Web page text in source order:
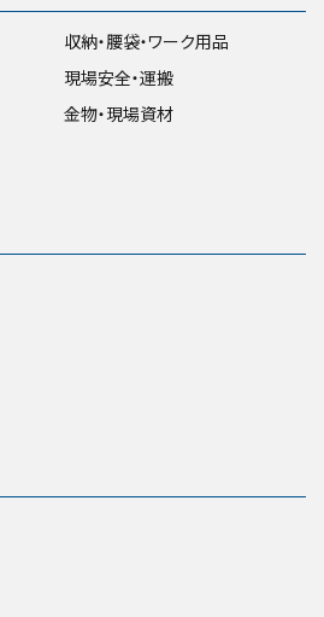
収納・腰袋・ワーク用品
現場安全・運搬
金物・現場資材